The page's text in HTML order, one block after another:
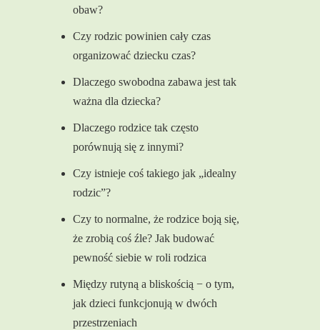
obaw?
Czy rodzic powinien cały czas
organizować dziecku czas?
Dlaczego swobodna zabawa jest tak
ważna dla dziecka?
Dlaczego rodzice tak często
porównują się z innymi?
Czy istnieje coś takiego jak „idealny
rodzic”?
Czy to normalne, że rodzice boją się,
że zrobią coś źle? Jak budować
pewność siebie w roli rodzica
Między rutyną a bliskością − o tym,
jak dzieci funkcjonują w dwóch
przestrzeniach